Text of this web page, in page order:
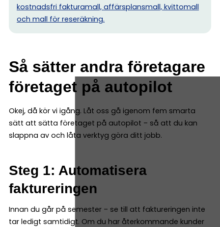
kostnadsfri fakturamall, affärsplansmall, kvittomall
och mall för reseräkning.
Så sätter andra företagare
företaget på autopilot
Okej, då kör vi igång. Låt oss gå igenom fem smarta
sätt att sätta företaget på autopilot – så att du kan
slappna av och låta verktyg göra ditt jobb.
Steg 1: Automatisera
faktureringen
Innan du går på semester – se till att faktureringen inte
tar ledigt samtidigt. Om du har återkommande kunder